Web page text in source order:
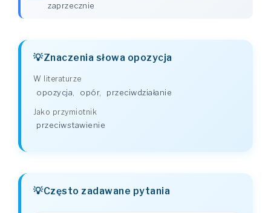
zaprzecznie
Znaczenia słowa opozycja
W literaturze
opozycja opór, przeciwdziałanie
Jako przymiotnik
przeciwstawienie
Często zadawane pytania